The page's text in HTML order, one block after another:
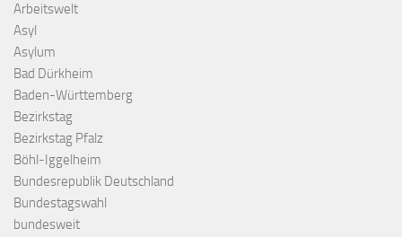
Arbeitswelt
Asyl
Asylum
Bad Dürkheim
Baden-Württemberg
Bezirkstag
Bezirkstag Pfalz
Böhl-Iggelheim
Bundesrepublik Deutschland
Bundestagswahl
bundesweit